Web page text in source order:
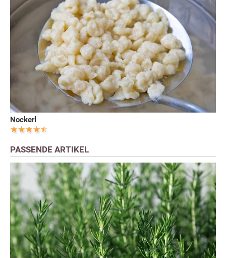
Nockerl
PASSENDE ARTIKEL